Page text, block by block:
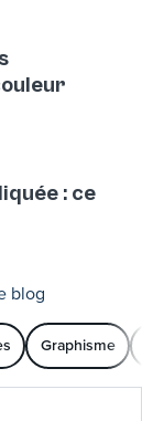
: ce
blog
Graphisme